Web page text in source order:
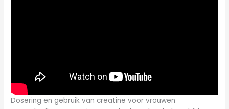
Dosering en gebruik van creatine voor vrouwen